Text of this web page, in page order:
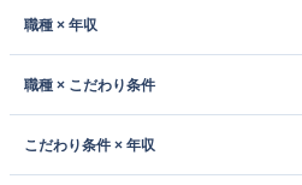
職種 × 年収
職種 × こだわり条件
こだわり条件 × 年収